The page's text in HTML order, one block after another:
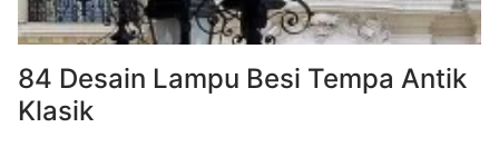
84 Desain Lampu Besi Tempa Antik
Klasik